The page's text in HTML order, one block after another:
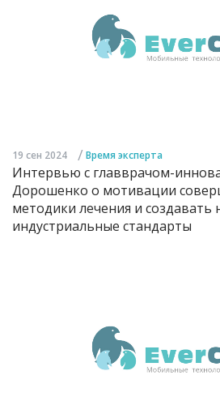
19 сен 2024 / Время эксперта
Интервью с главврачом-
Дорошенко о мотивации
методики лечения и создавать
индустриальные стандарты